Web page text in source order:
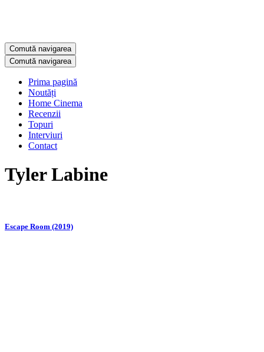
Comută navigarea
Comută navigarea
Prima pagină
Noutăți
Home Cinema
Recenzii
Topuri
Interviuri
Contact
Tyler Labine
Escape Room (2019)